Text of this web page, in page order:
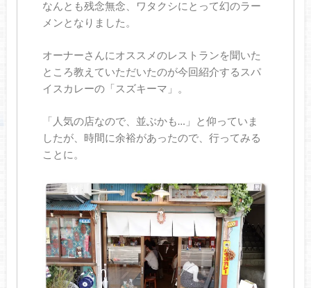
なんとも残念無念、ワタクシにとって幻のラー
メンとなりました。
オーナーさんにオススメのレストランを聞いた
ところ教えていただいたのが今回紹介するスパ
イスカレーの「スズキーマ」。
「人気の店なので、並ぶかも…」と仰っていま
したが、時間に余裕があったので、行ってみる
ことに。